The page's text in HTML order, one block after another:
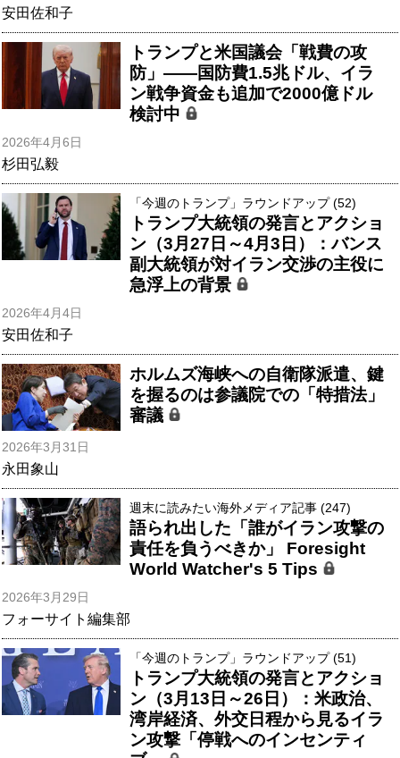
安田佐和子
トランプと米国議会「戦費の攻
防」――国防費1.5兆ドル、イラ
ン戦争資金も追加で2000億ドル
検討中
2026年4月6日
杉田弘毅
「今週のトランプ」ラウンドアップ (52)
トランプ大統領の発言とアクショ
ン（3月27日～4月3日）：バンス
副大統領が対イラン交渉の主役に
急浮上の背景
2026年4月4日
安田佐和子
ホルムズ海峡への自衛隊派遣、鍵
を握るのは参議院での「特措法」
審議
2026年3月31日
永田象山
週末に読みたい海外メディア記事 (247)
語られ出した「誰がイラン攻撃の
責任を負うべきか」 Foresight
World Watcher's 5 Tips
2026年3月29日
フォーサイト編集部
「今週のトランプ」ラウンドアップ (51)
トランプ大統領の発言とアクショ
ン（3月13日～26日）：米政治、
湾岸経済、外交日程から見るイラ
ン攻撃「停戦へのインセンティ